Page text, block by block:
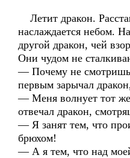
Летит дракон.
наслаждается небом.
другой дракон, чей
Они чудом не
— Почему не
первым зарычал
— Меня волнует тот
отвечал дракон,
— Я занят тем, что
брюхом!
— А я тем, что над